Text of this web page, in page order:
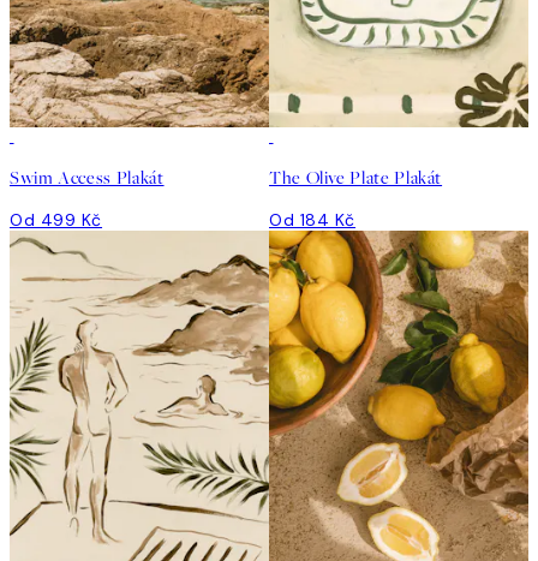
Swim Access Plakát
Od 499 Kč
The Olive Plate Plakát
Od 184 Kč